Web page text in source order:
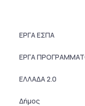
ΕΡΓΑ ΕΣΠΑ
ΕΡΓΑ
ΕΛΛΑΔΑ 2.0
Δήμος